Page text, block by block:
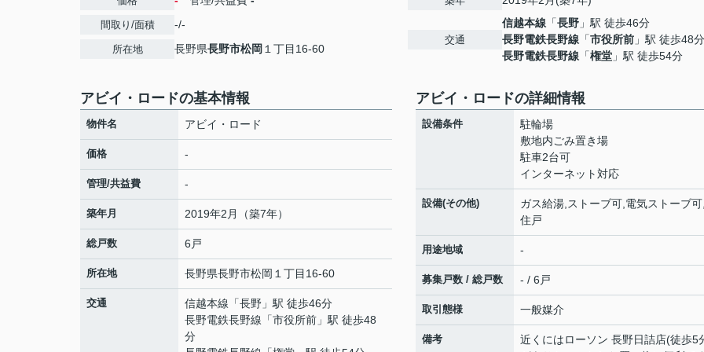
間取り/面積 -/-
所在地 長野県長野市松岡 １丁目16-60
交通
信越本線 「長野 」駅 徒歩46分
長野電鉄長野線 「市役所前 」駅 徒歩48分
長野電鉄長野線 「権堂 」駅 徒歩54分
アビイ・ロードの基本情報
物件名 アビイ・ロード
価格 -
管理/共益費 -
築年月 2019年2月（築7年）
総戸数 6戸
所在地 長野県長野市松岡 １丁目16-60
交通 信越本線 「長野 」駅 徒歩46分
長野電鉄長野線 「市役所前 」駅 徒歩48
分
アビイ・ロードの詳細情報
設備条件
駐輪場
敷地内ごみ置き場
駐車2台可
インターネット対応
設備(その他)
ガス給湯,ストーブ可,電気ストーブ可
住戸
用途地域 -
募集戸数 / 総戸数 - / 6戸
取引態様 一般媒介
備考
近くにはローソン 長野日詰店(徒歩5